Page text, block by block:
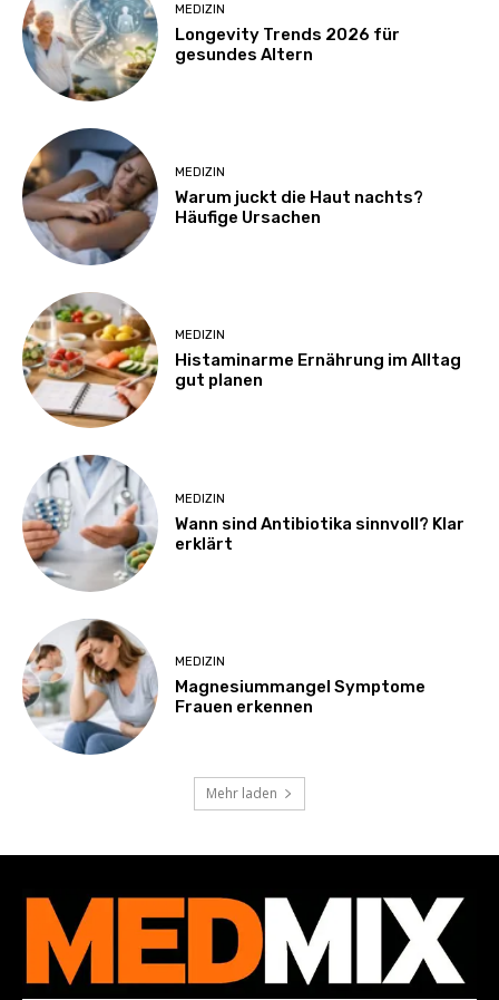
MEDIZIN
Longevity Trends 2026 für
gesundes Altern
MEDIZIN
Warum juckt die Haut nachts?
Häufige Ursachen
MEDIZIN
Histaminarme Ernährung im Alltag
gut planen
MEDIZIN
Wann sind Antibiotika sinnvoll? Klar
erklärt
MEDIZIN
Magnesiummangel Symptome
Frauen erkennen
Mehr laden